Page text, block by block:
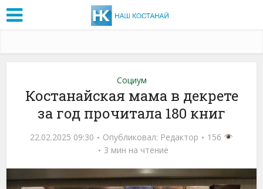
Социум
Костанайская мама в декрете
за год прочитала 180 книг
22.02.2025 09:30 Опубликовал: Редактор
156
3 мин на чтение